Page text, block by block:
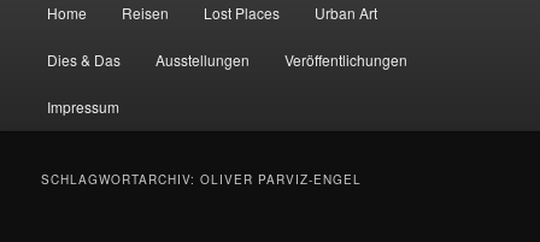
Home Reisen Lost Places Urban Art
Dies & Das Ausstellungen Veröffentlichungen
Impressum
SCHLAGWORTARCHIV:OLIVER PARVIZ-ENGEL